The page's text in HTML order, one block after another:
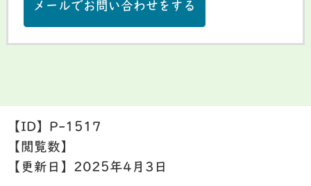
メールでお問い合わせをする
【ID】 P-1517
【閲覧数】
【更新日】 2025年4月3日